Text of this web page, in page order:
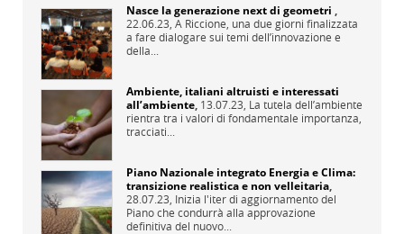
Nasce la generazione next di geometri ,
22.06.23, A Riccione, una due giorni finalizzata
a fare dialogare sui temi dell’innovazione e
della...
Ambiente, italiani altruisti e interessati
all’ambiente, 13.07.23, La tutela dell’ambiente
rientra tra i valori di fondamentale importanza,
tracciati...
Piano Nazionale integrato Energia e Clima:
transizione realistica e non velleitaria,
28.07.23, Inizia l'iter di aggiornamento del
Piano che condurrà alla approvazione
definitiva del nuovo...